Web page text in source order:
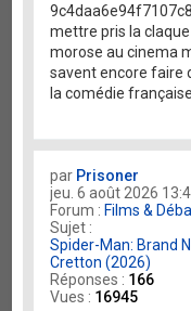
mettre pris la
morose au cinema
savent encore faire
la comédie
par Prisoner
jeu. 6 août 2026
Forum : Films &
Sujet :
Spider-Man: Brand
Cretton (2026)
Réponses : 166
Vues : 16945